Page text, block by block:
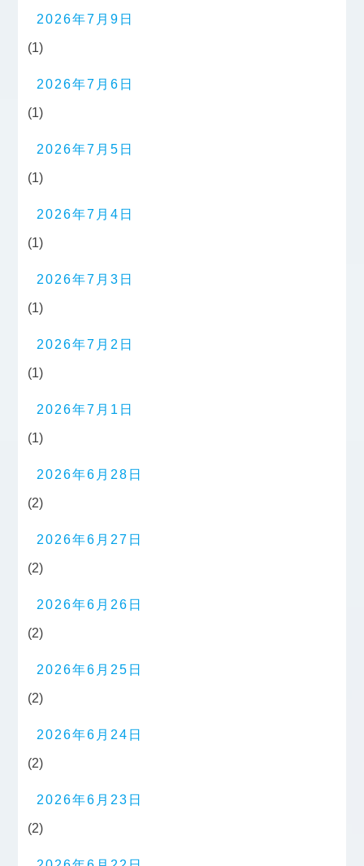
2026年7月9日
(1)
2026年7月6日
(1)
2026年7月5日
(1)
2026年7月4日
(1)
2026年7月3日
(1)
2026年7月2日
(1)
2026年7月1日
(1)
2026年6月28日
(2)
2026年6月27日
(2)
2026年6月26日
(2)
2026年6月25日
(2)
2026年6月24日
(2)
2026年6月23日
(2)